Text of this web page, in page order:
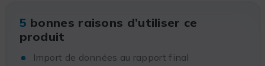
5 bonnes raisons d’utiliser ce
produit
Import de données au rapport final